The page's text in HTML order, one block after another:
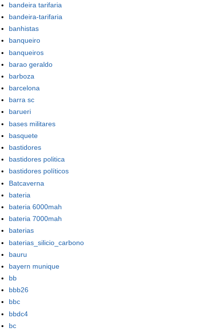
bandeira tarifaria
bandeira-tarifaria
banhistas
banqueiro
banqueiros
barao geraldo
barboza
barcelona
barra sc
barueri
bases militares
basquete
bastidores
bastidores politica
bastidores políticos
Batcaverna
bateria
bateria 6000mah
bateria 7000mah
baterias
baterias_silicio_carbono
bauru
bayern munique
bb
bbb26
bbc
bbdc4
bc